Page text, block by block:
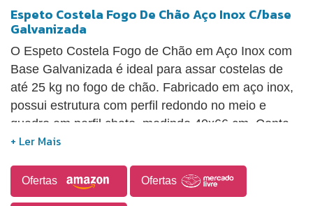
Espeto Costela Fogo De Chão Aço Inox C/base
Galvanizada
O Espeto Costela Fogo de Chão em Aço Inox com
Base Galvanizada é ideal para assar costelas de
até 25 kg no fogo de chão. Fabricado em aço inox,
possui estrutura com perfil redondo no meio e
quadro em perfil chato, medindo 40x66 cm. Conta
com base giratória galvanizada e peças
fácil montagem, desmontagem, transporte e
armazenamento, inclusive cabendo no porta-malas
Ofertas Ofertas